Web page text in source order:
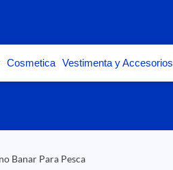
Cosmetica Vestimenta y Accesorios
Banar Para Pesca